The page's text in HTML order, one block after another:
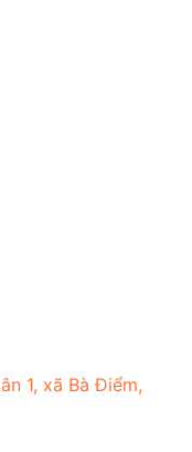
1, xã Bà Điểm,